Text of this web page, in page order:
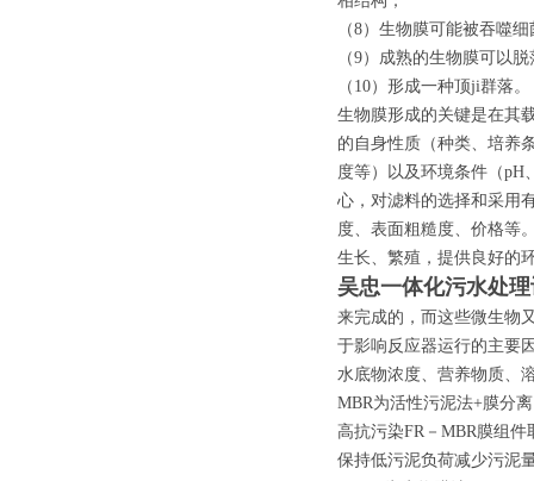
（8）生物膜可能被吞噬
（9）成熟的生物膜可以
（10）形成一种顶ji群落。
生物膜形成的关键是在其
的自身性质（种类、培养
度等）以及环境条件（pH
心，对滤料的选择和采用
度、表面粗糙度、价格等
生长、繁殖，提供良好的
吴忠一体化污水处
来完成的，而这些微生物
于影响反应器运行的主要
水底物浓度、营养物质、
MBR为活性污泥法+膜分
高抗污染FR－MBR膜组
保持低污泥负荷减少污泥